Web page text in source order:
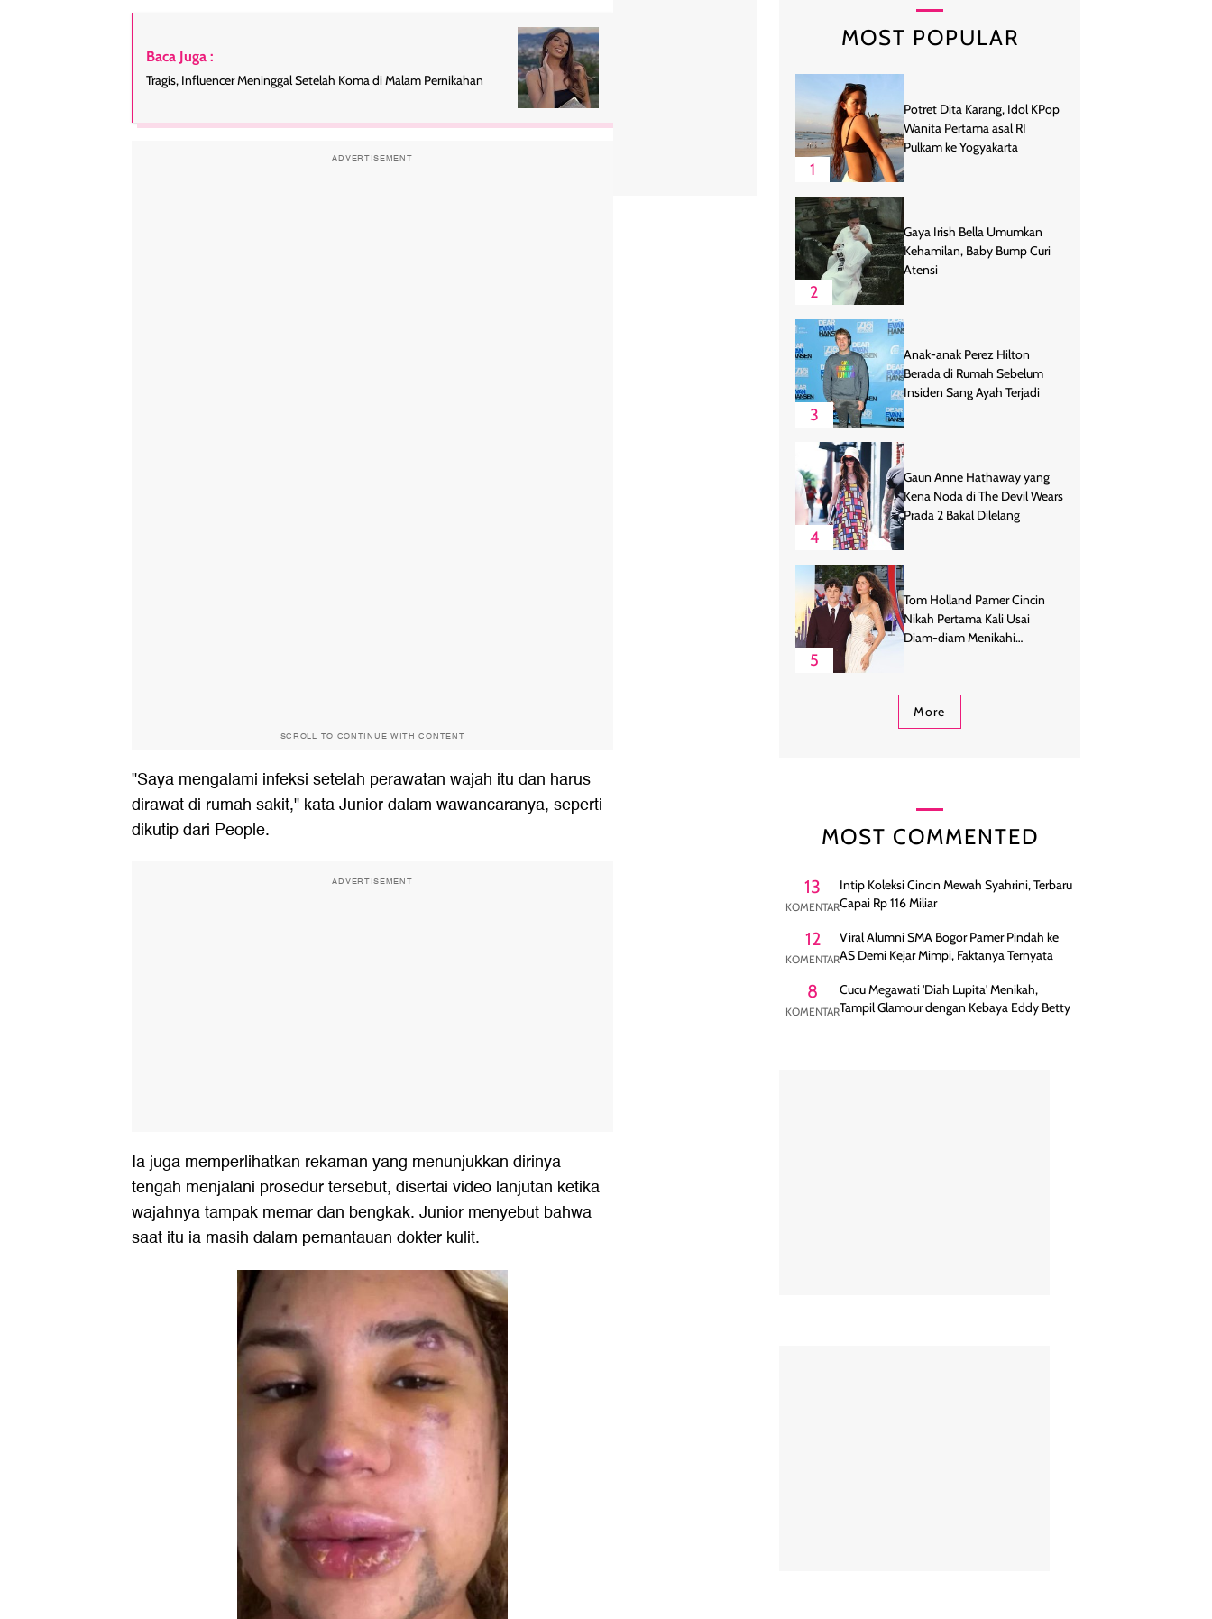
Baca Juga :
Tragis, Influencer Meninggal Setelah Koma di Malam Pernikahan
ADVERTISEMENT
SCROLL TO CONTINUE WITH CONTENT
"Saya mengalami infeksi setelah perawatan wajah itu dan harus
dirawat di rumah sakit," kata Junior dalam wawancaranya, seperti
dikutip dari People.
ADVERTISEMENT
Ia juga memperlihatkan rekaman yang menunjukkan dirinya
tengah menjalani prosedur tersebut, disertai video lanjutan ketika
wajahnya tampak memar dan bengkak. Junior menyebut bahwa
saat itu ia masih dalam pemantauan dokter kulit.
MOST POPULAR
1
Potret Dita Karang, Idol KPop
Wanita Pertama asal RI
Pulkam ke Yogyakarta
2
Gaya Irish Bella Umumkan
Kehamilan, Baby Bump Curi
Atensi
3
Anak-anak Perez Hilton
Berada di Rumah Sebelum
Insiden Sang Ayah Terjadi
4
Gaun Anne Hathaway yang
Kena Noda di The Devil Wears
Prada 2 Bakal Dilelang
5
Tom Holland Pamer Cincin
Nikah Pertama Kali Usai
Diam-diam Menikahi
More
MOST COMMENTED
13
KOMENTAR
Intip Koleksi Cincin Mewah Syahrini, Terbaru
Capai Rp 116 Miliar
12
KOMENTAR
Viral Alumni SMA Bogor Pamer Pindah ke
AS Demi Kejar Mimpi, Faktanya Ternyata
8
KOMENTAR
Cucu Megawati 'Diah Lupita' Menikah,
Tampil Glamour dengan Kebaya Eddy Betty